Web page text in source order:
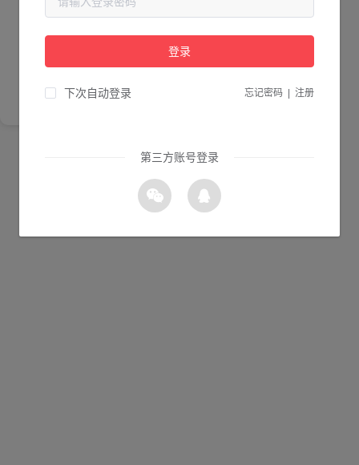
粉丝数 ：
登录
下次自动登录 忘记密码 注册
第三方账号登录